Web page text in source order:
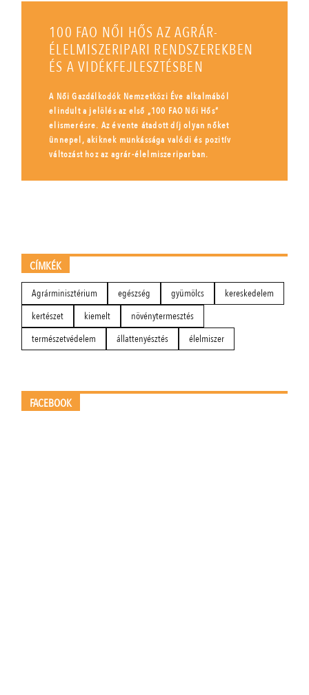
100 FAO NŐI HŐS AZ AGRÁR-
ÉLELMISZERIPARI RENDSZEREKBEN
ÉS A VIDÉKFEJLESZTÉSBEN
A Női Gazdálkodók Nemzetközi Éve alkalmából
elindult a jelölés az első „100 FAO Női Hős”
elismerésre. Az évente átadott díj olyan nőket
ünnepel, akiknek munkássága valódi és pozitív
változást hoz az agrár-élelmiszeriparban.
CÍMKÉK
Agrárminisztérium egészség gyümölcs
kereskedelem
kertészet
kiemelt
növénytermesztés
természetvédelem
állattenyésztés élelmiszer
FACEBOOK